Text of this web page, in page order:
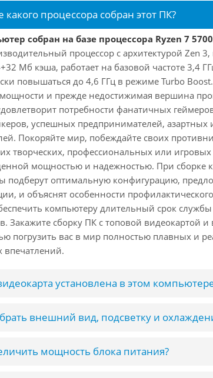
какого процессора собран этот ПК?
собран на базе процессора Ryzen 7
процессор с архитектурой Zen
Мб кэша, работает на базовой частоте 3,4
повышаться до 4,6 ГГц в режиме Turbo
и прежде недостижимая вершина
потребности фанатичных
успешных предпринимателей, азартных
Покоряйте мир, побеждайте своих
творческих, профессиональных или игровых
мощностью и надежностью. При сборке
подберут оптимальную конфигурацию,
и объяснят особенности
компьютеру длительный срок
Закажите сборку ПК с топовой видеокартой
погрузить вас в мир полностью плавных и
впечатлений.
установлена в этом
внешний вид, подсветку и
мощность блока питания?